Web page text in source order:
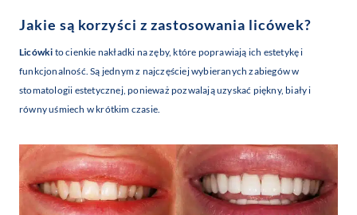
Jakie są korzyści z zastosowania licówek?
Licówki to cienkie nakładki na zęby, które poprawiają ich estetykę i
funkcjonalność. Są jednym z najczęściej wybieranych zabiegów w
stomatologii estetycznej, ponieważ pozwalają uzyskać piękny, biały i
równy uśmiech w krótkim czasie.